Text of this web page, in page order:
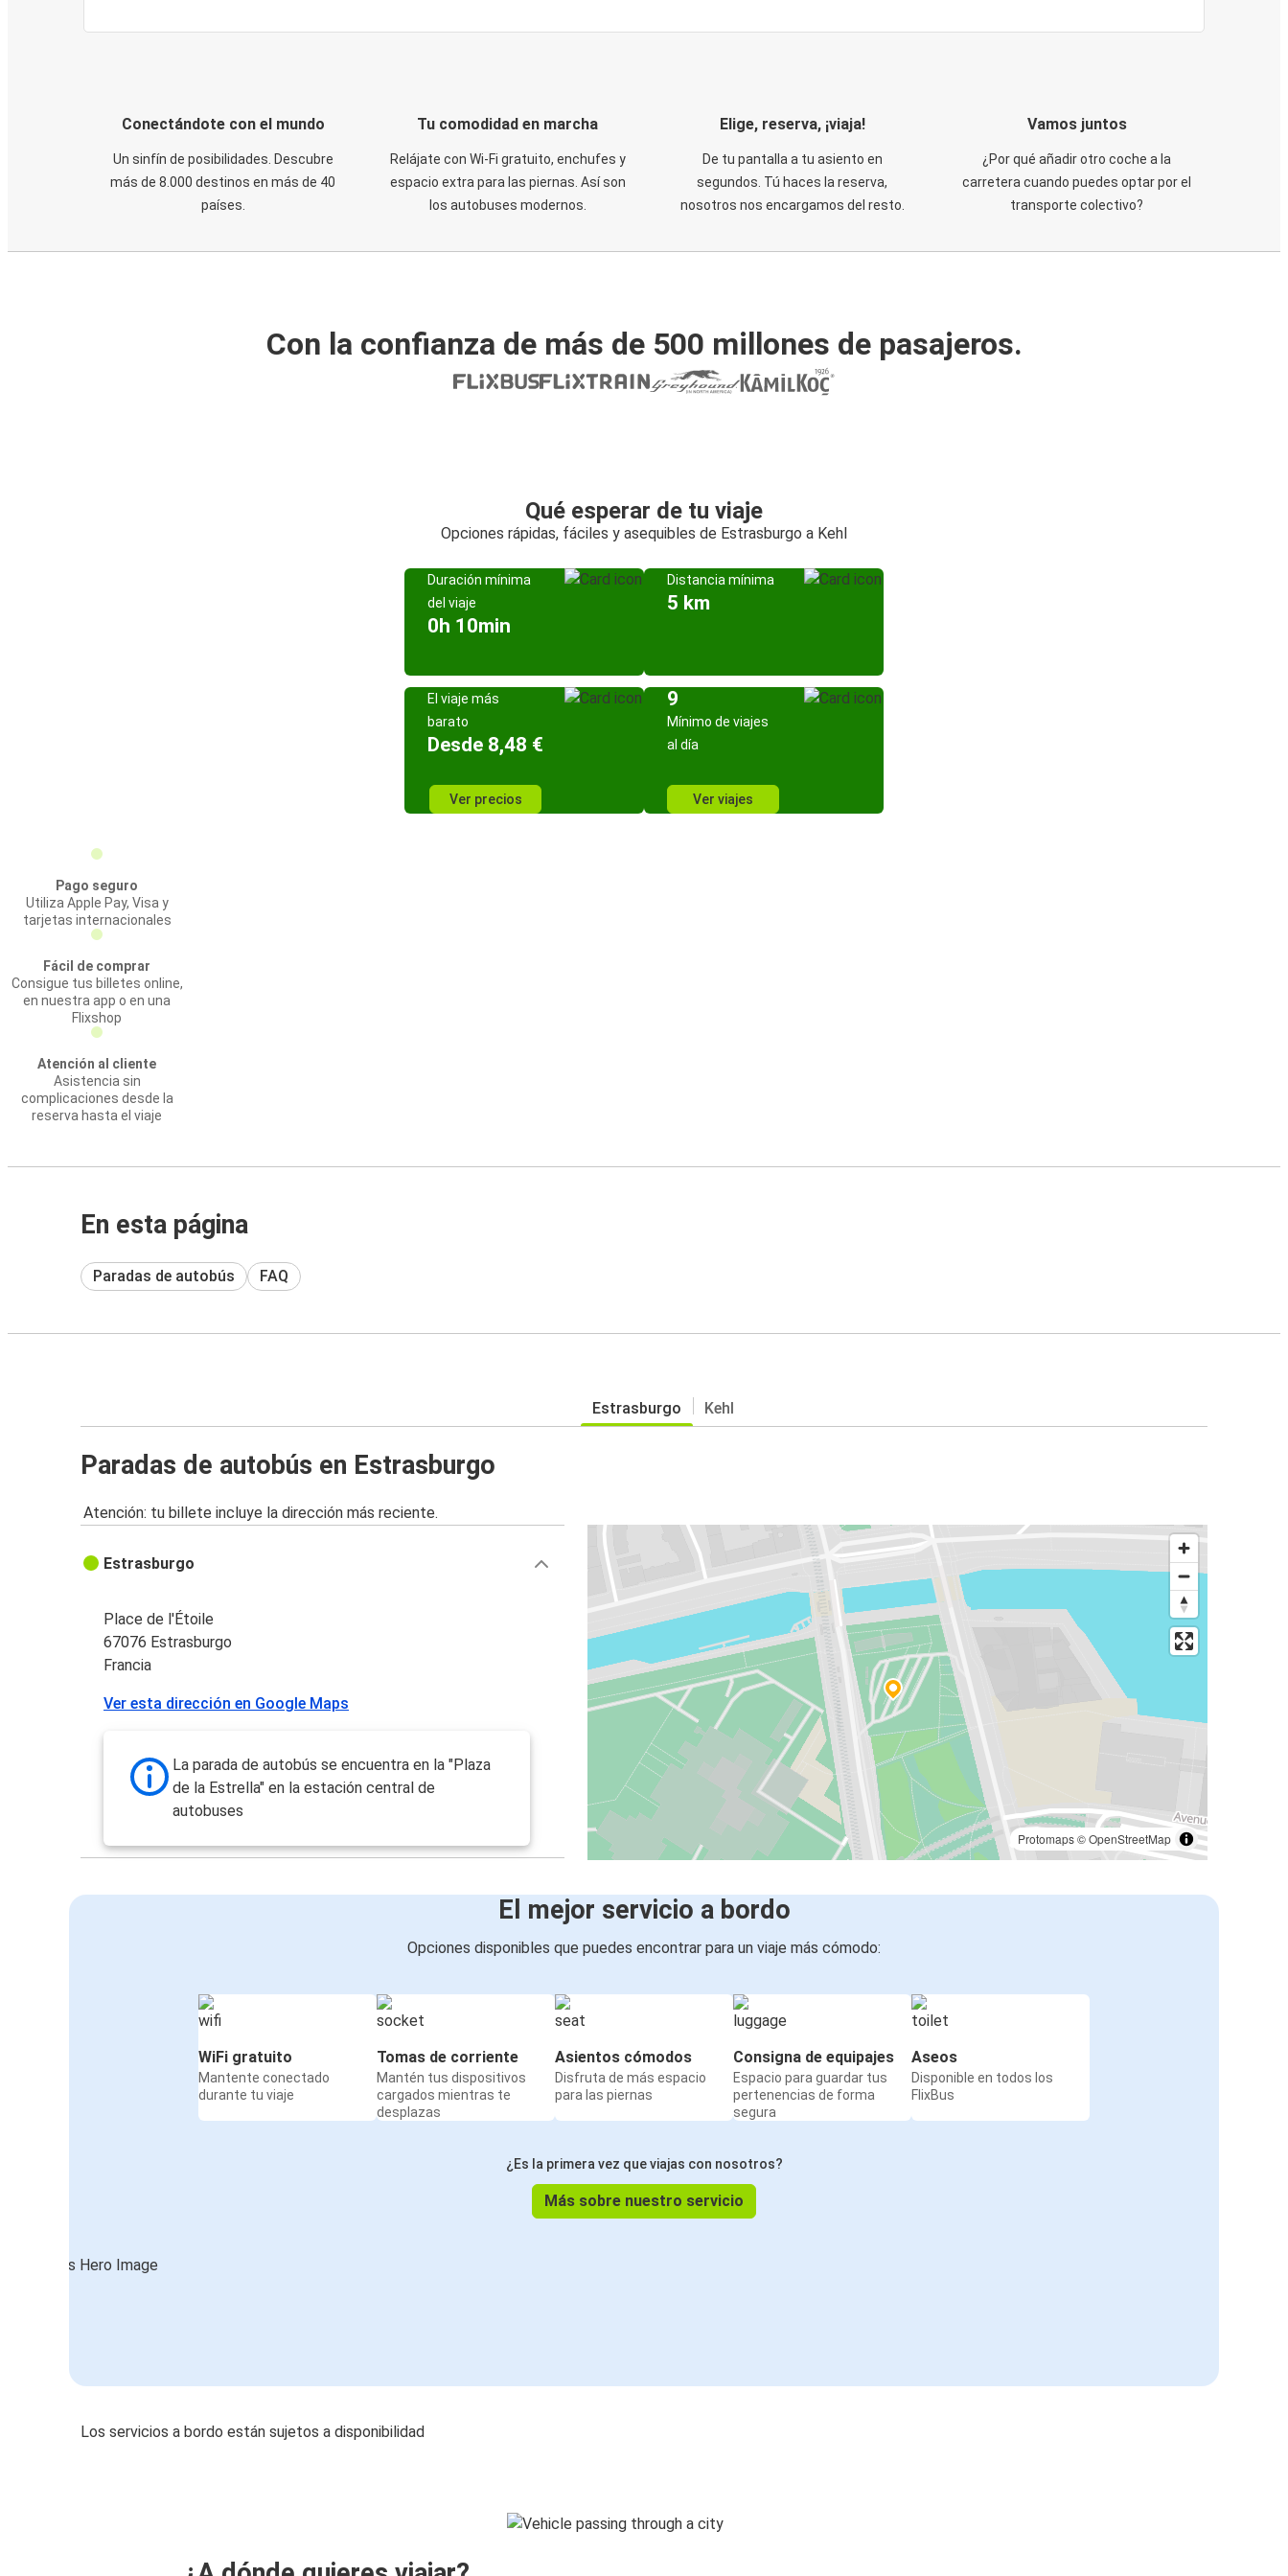
Conectándote con el mundo
Un sinfín de posibilidades. Descubre
más de 8.000 destinos en más de 40
países.
Tu comodidad en marcha
Relájate con Wi-Fi gratuito, enchufes y
espacio extra para las piernas. Así son
los autobuses modernos.
Elige, reserva, ¡viaja!
De tu pantalla a tu asiento en
segundos. Tú haces la reserva,
nosotros nos encargamos del resto.
Vamos juntos
¿Por qué añadir otro coche a la
carretera cuando puedes optar por el
transporte colectivo?
Con la confianza de más de 500 millones de pasajeros.
Qué esperar de tu viaje
Opciones rápidas, fáciles y asequibles de Estrasburgo a Kehl
Duración mínima
del viaje
0h 10min
Distancia mínima
5 km
El viaje más
barato
Desde 8,48 €
Ver precios
9
Mínimo de viajes
al día
Ver viajes
Pago seguro
Utiliza Apple Pay, Visa y
tarjetas internacionales
Fácil de comprar
Consigue tus billetes online,
en nuestra app o en una
Flixshop
Atención al cliente
Asistencia sin
complicaciones desde la
reserva hasta el viaje
En esta página
Paradas de autobús FAQ
Estrasburgo Kehl
Paradas de autobús en Estrasburgo
Atención: tu billete incluye la dirección más reciente.
Protomaps©OpenStreetMap
Estrasburgo
Place de l'Étoile
67076 Estrasburgo
Francia
Ver esta dirección en Google Maps
La parada de autobús se encuentra en la "Plaza
de la Estrella" en la estación central de
autobuses
El mejor servicio a bordo
Opciones disponibles que puedes encontrar para un viaje más cómodo:
WiFi gratuito
Mantente conectado
durante tu viaje
Tomas de corriente
Mantén tus dispositivos
cargados mientras te
desplazas
Asientos cómodos
Disfruta de más espacio
para las piernas
Consigna de equipajes
Espacio para guardar tus
pertenencias de forma
segura
Aseos
Disponible en todos los
FlixBus
¿Es la primera vez que viajas con nosotros?
Más sobre nuestro servicio
Los servicios a bordo están sujetos a disponibilidad